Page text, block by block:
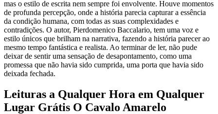
mas o estilo de escrita nem sempre foi envolvente. Houve momentos
de profunda percepção, onde a história parecia capturar a essência
da condição humana, com todas as suas complexidades e
contradições. O autor, Pierdomenico Baccalario, tem uma voz e
estilo únicos que brilham na narrativa, fazendo a história parecer ao
mesmo tempo fantástica e realista. Ao terminar de ler, não pude
deixar de sentir uma sensação de desapontamento, como uma
promessa que não havia sido cumprida, uma porta que havia sido
deixada fechada.
Leituras a Qualquer Hora em Qualquer
Lugar Grátis O Cavalo Amarelo